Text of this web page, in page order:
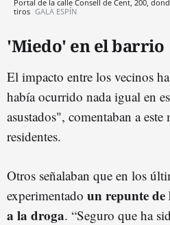
Portal de la calle Consell de Cent, 200,
tiros GALA ESPÍN
'Miedo' en el barrio
El impacto entre los vecinos
había ocurrido nada igual en
asustados", comentaban a
residentes.
Otros señalaban que en los
experimentado un repunte
a la droga. “Seguro que ha